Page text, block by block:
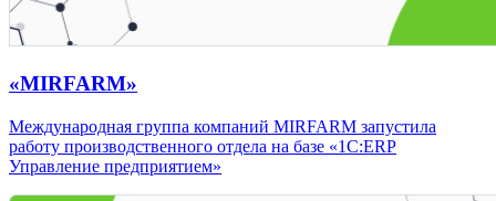
«MIRFARM»
Международная группа компаний MIRFARM запустила
работу производственного отдела на базе «1С:ERP
Управление предприятием»